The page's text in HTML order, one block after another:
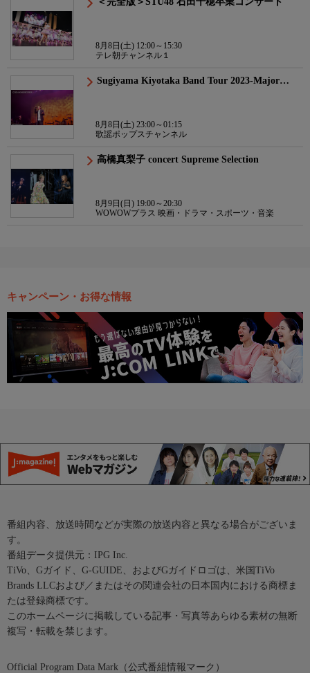
8月8日(土) 12:00～15:30
テレ朝チャンネル１
Sugiyama Kiyotaka Band Tour 2023-Major…
8月8日(土) 23:00～01:15
歌謡ポップスチャンネル
高橋真梨子 concert Supreme Selection
8月9日(日) 19:00～20:30
WOWOWプラス 映画・ドラマ・スポーツ・音楽
キャンペーン・お得な情報
番組内容、放送時間などが実際の放送内容と異なる場合がございま
す。
番組データ提供元：IPG Inc.
TiVo、Gガイド、G-GUIDE、およびGガイドロゴは、米国TiVo
Brands LLCおよび／またはその関連会社の日本国内における商標ま
たは登録商標です。
このホームページに掲載している記事・写真等あらゆる素材の無断
複写・転載を禁じます。
Official Program Data Mark（公式番組情報マーク）